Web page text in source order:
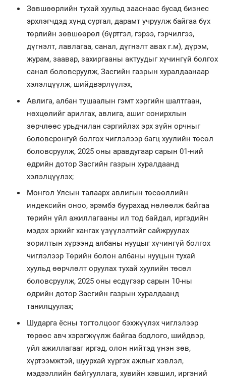
Зөвшөөрлийн тухай хуульд зааснаас бусад бизнес
эрхлэгчдэд хүнд суртал, дарамт учруулж байгаа бүх
төрлийн зөвшөөрөл (бүртгэл, гэрээ, гэрчилгээ,
дүгнэлт, лавлагаа, санал, дүгнэлт авах г.м), дүрэм,
журам, заавар, захиргааны актуудыг хүчингүй болгох
санал боловсруулж, Засгийн газрын хуралдаанаар
хэлэлцүүлж, шийдвэрлүүлэх,
Авлига, албан тушаалын гэмт хэргийн шалтгаан,
нөхцөлийг арилгах, авлига, ашиг сонирхлын
зөрчлөөс урьдчилан сэргийлэх эрх зүйн орчныг
боловсронгуй болгох чиглэлээр багц хуулийн төсөл
боловсруулж, 2025 оны аравдугаар сарын 01-ний
өдрийн дотор Засгийн газрын хуралдаанд
хэлэлцүүлэх;
Монгол Улсын талаарх авлигын төсөөллийн
индексийн оноо, эрэмбэ буурахад нөлөөлж байгаа
төрийн үйл ажиллагааны ил тод байдал, иргэдийн
мэдэх эрхийг хангах үзүүлэлтийг сайжруулах
зорилтын хүрээнд албаны нууцыг хүчингүй болгох
чиглэлээр Төрийн болон албаны нууцын тухай
хуульд өөрчлөлт оруулах тухай хуулийн төсөл
боловсруулж, 2025 оны есдүгээр сарын 10-ны
өдрийн дотор Засгийн газрын хуралдаанд
танилцуулах;
Шударга ёсны тогтолцоог бэхжүүлэх чиглэлээр
төрөөс авч хэрэгжүүлж байгаа бодлого, шийдвэр,
үйл ажиллагааг иргэд, олон нийтэд үнэн зөв,
хүртээмжтэй, шуурхай хүргэх ажлыг хэвлэл,
мэдээллийн байгууллага, хувийн хэвшил, иргэний